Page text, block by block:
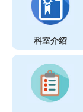
科室介绍